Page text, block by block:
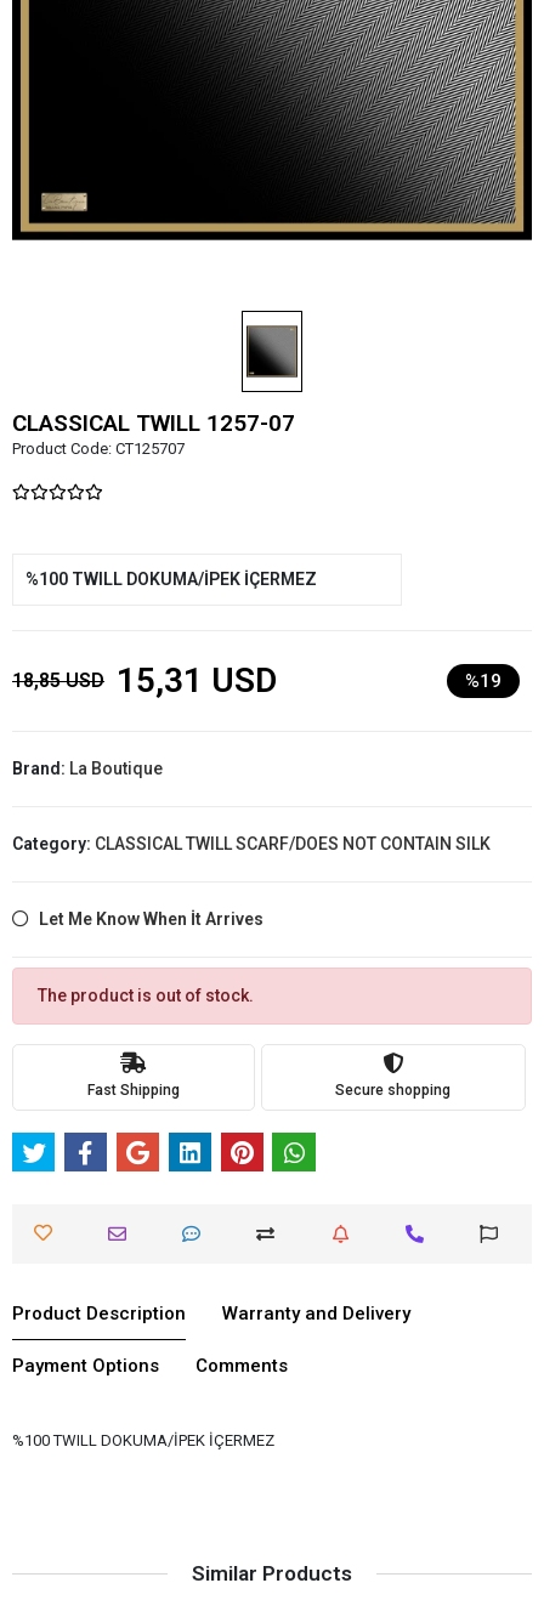
CLASSICAL TWILL 1257-07
Product Code: CT125707
%100 TWILL DOKUMA/İPEK İÇERMEZ
18,85 USD 15,31 USD %19
Brand: La Boutique
Category: CLASSICAL TWILL SCARF/DOES NOT CONTAIN SILK
Let Me Know When İt Arrives
The product is out of stock.
Fast Shipping Secure shopping
Product Description Warranty and Delivery
Payment Options Comments
%100 TWILL DOKUMA/İPEK İÇERMEZ
Similar Products